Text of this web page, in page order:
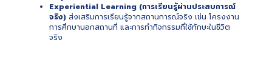
Experiential Learning (การเรียนรู้ผ่านประสบการณ์
จริง) ส่งเสริมการเรียนรู้จากสถานการณ์จริง เช่น โครงงาน
การศึกษานอกสถานที่ และการทำกิจกรรมที่ใช้ทักษะในชีวิต
จริง